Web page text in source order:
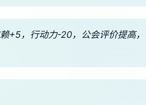
+5，行动力-20，公会评价提高，